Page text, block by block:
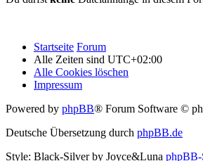
Startseite Forum
Alle Zeiten sind UTC+02:00
Alle Cookies löschen
Impressum
Powered by phpBB® Forum Software ©
Deutsche Übersetzung durch phpBB.de
Style: Black-Silver by Joyce&Luna phpBB-